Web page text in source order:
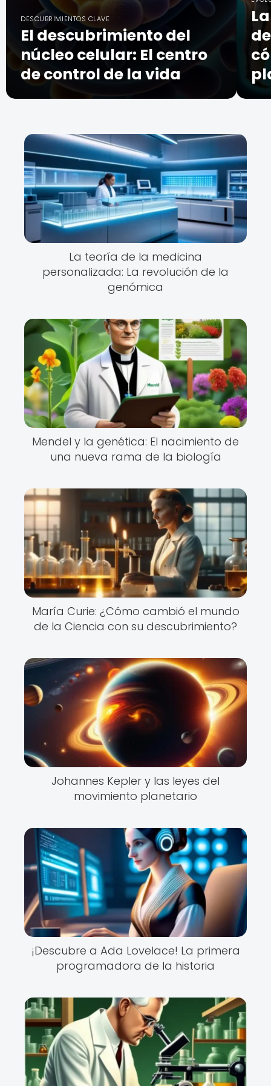
DESCUBRIMIENTOS CLAVE
El descubrimiento del
núcleo celular: El centro
de control de la vida
La teoría de la medicina
personalizada: La revolución de la
genómica
Mendel y la genética: El nacimiento de
una nueva rama de la biología
María Curie: ¿Cómo cambió el mundo
de la Ciencia con su descubrimiento?
Johannes Kepler y las leyes del
movimiento planetario
¡Descubre a Ada Lovelace! La primera
programadora de la historia